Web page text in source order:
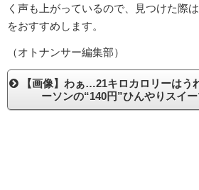
く声も上がっているので、見つけた際
をおすすめします。
（オトナンサー編集部）
【画像】わぁ…21キロカロリーはう
ーソンの“140円”ひんやりスイー